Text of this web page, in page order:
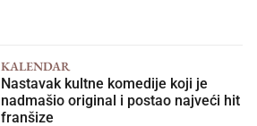
KALENDAR
Nastavak kultne komedije koji je
nadmašio original i postao najveći hit
franšize